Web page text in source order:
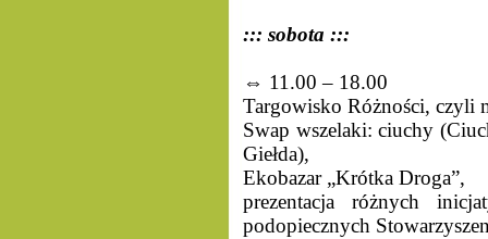
::: sobota :::
⇔ 11.00 – 18.00
Targowisko Różności, czyli
Swap wszelaki: ciuchy
Giełda),
Ekobazar „Krótka Droga”,
prezentacja różnych
podopiecznych